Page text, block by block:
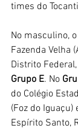
times do
No masculino,
Fazenda Velha
Distrito
Grupo E. No
do Colégio
(Foz do
Espírito Santo,